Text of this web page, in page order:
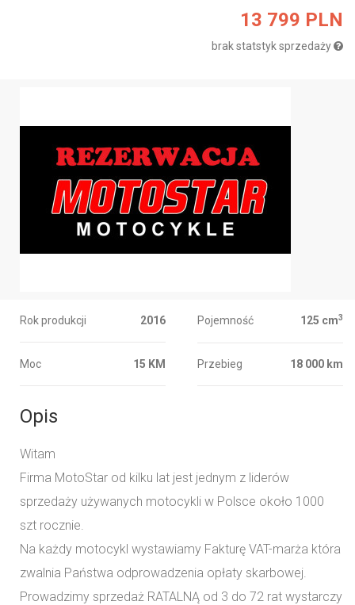
13 799 PLN
brak statstyk sprzedaży
Rok produkcji 2016 Pojemność 125 cm3
Moc 15 KM Przebieg 18 000 km
Opis
Witam
Firma MotoStar od kilku lat jest jednym z liderów
sprzedaży używanych motocykli w Polsce około 1000
szt rocznie.
Na każdy motocykl wystawiamy Fakturę VAT-marża która
zwalnia Państwa odprowadzenia opłaty skarbowej.
Prowadzimy sprzedaż RATALNĄ od 3 do 72 rat wystarczy